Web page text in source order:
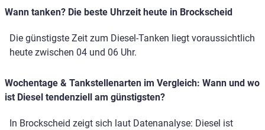
Wann tanken? Die beste Uhrzeit heute in Brockscheid
Die günstigste Zeit zum Diesel-Tanken liegt voraussichtlich
heute zwischen 04 und 06 Uhr.
Wochentage & Tankstellenarten im Vergleich: Wann und wo
ist Diesel tendenziell am günstigsten?
In Brockscheid zeigt sich laut Datenanalyse: Diesel ist